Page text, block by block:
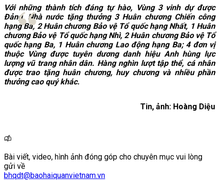
Với những thành tích đáng tự hào, Vùng 3 vinh dự được
Đảng, Nhà nước tặng thưởng 3 Huân chương Chiến công
hạng Ba, 2 Huân chương Bảo vệ Tổ quốc hạng Nhất, 1 Huân
chương Bảo vệ Tổ quốc hạng Nhì, 2 Huân chương Bảo vệ Tổ
quốc hạng Ba, 1 Huân chương Lao động hạng Ba; 4 đơn vị
thuộc Vùng được tuyên dương danh hiệu Anh hùng lực
lượng vũ trang nhân dân. Hàng nghìn lượt tập thể, cá nhân
được trao tặng huân chương, huy chương và nhiều phần
thưởng cao quý khác.
Tin, ảnh: Hoàng Diệu
Bài viết, video, hình ảnh đóng góp cho chuyên mục vui lòng
gửi về
bhqdt@baohaiquanvietnam.vn